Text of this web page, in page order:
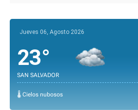
Jueves 06, Agosto 2026
23°
SAN SALVADOR
🌡️ Cielos nubosos